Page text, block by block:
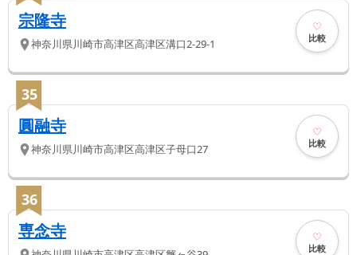
宗隆寺
神奈川県川崎市高津区高津区溝口2-29-1 比較
35
圓融寺
神奈川県川崎市高津区高津区子母口27 比較
36
専念寺
比較